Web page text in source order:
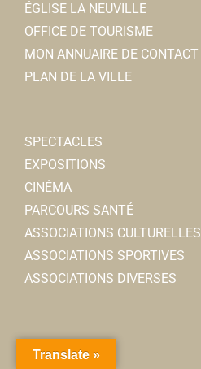
ÉGLISE LA NEUVILLE
OFFICE DE TOURISME
MON ANNUAIRE DE CONTACT
PLAN DE LA VILLE
SPECTACLES
EXPOSITIONS
CINÉMA
PARCOURS SANTÉ
ASSOCIATIONS CULTURELLES
ASSOCIATIONS SPORTIVES
ASSOCIATIONS DIVERSES
ARRÊTÉS
Translate »